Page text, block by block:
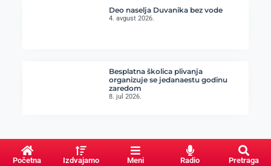
Deo naselja Duvanika bez vode
4. avgust 2026.
Besplatna školica plivanja
organizuje se jedanaestu godinu
zaredom
8. jul 2026.
Početna Izdvajamo Meni Radio Pretraga